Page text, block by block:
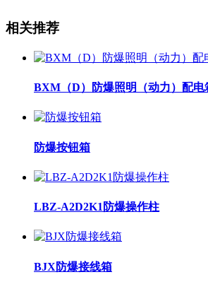
相关推荐
BXM（D）防爆照明（动力）配电
防爆按钮箱
LBZ-A2D2K1防爆操作柱
BJX防爆接线箱